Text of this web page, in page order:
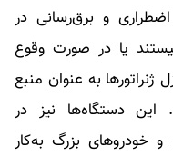
و برق‌رسانی در
یا در صورت وقوع
ژنراتورها به عنوان منبع
این دستگاه‌ها نیز در
خودروهای بزرگ به‌کار